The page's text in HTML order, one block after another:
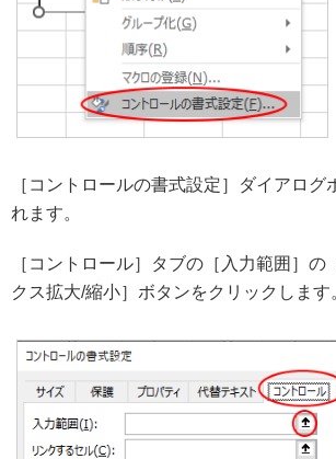
［コントロールの書式設定］ダイアログ
れます。
［コントロール］タブの［入力範囲］の
クス拡大/縮小］ボタンをクリックします